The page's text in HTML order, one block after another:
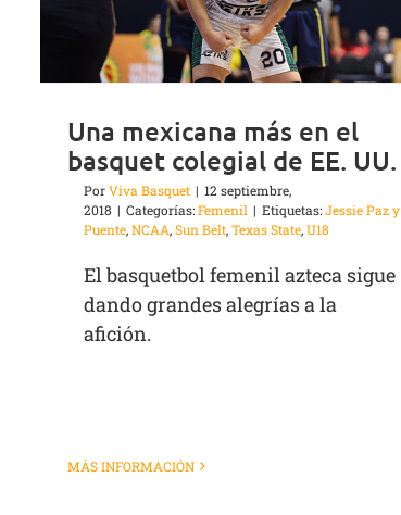
Una mexicana más en el
basquet colegial de EE. UU.
PorViva Basquet | 12 septiembre,
2018 | Categorías:Femenil | Etiquetas:Jessie Paz y
Puente,NCAA,Sun Belt,Texas State,U18
El basquetbol femenil azteca sigue
dando grandes alegrías a la
afición.
MÁS INFORMACIÓN